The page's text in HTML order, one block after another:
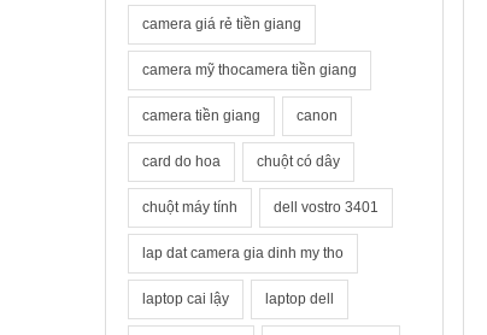
camera giá rẻ tiền giang
camera mỹ thocamera tiền giang
camera tiền giang canon
card do hoa chuột có dây
chuột máy tính dell vostro 3401
lap dat camera gia dinh my tho
laptop cai lậy laptop dell